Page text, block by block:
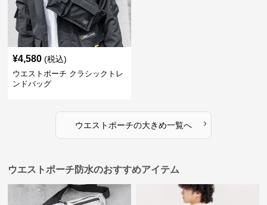
¥4,580 (税込)
ウエストポーチ クラシックトレ
ンドバッグ
ウエストポーチの大きめ一覧へ ›
ウエストポーチ防水のおすすめアイテム